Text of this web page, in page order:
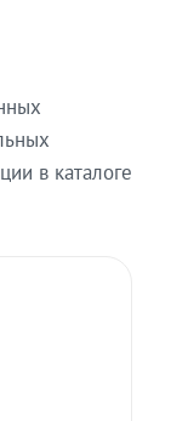
в каталоге